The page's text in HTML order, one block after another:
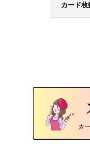
カード枚